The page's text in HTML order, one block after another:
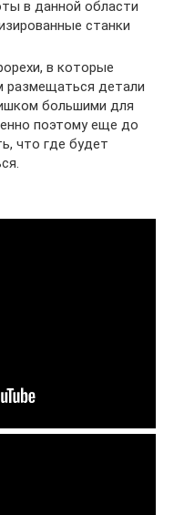
в данной области
станки
в которые
размещаться детали
большими для
поэтому еще до
что где будет